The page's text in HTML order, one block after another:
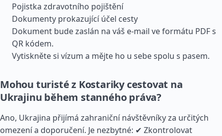
Pojistka zdravotního pojištění
Dokumenty prokazující účel cesty
Dokument bude zaslán na váš e-mail ve formátu PDF s
QR kódem.
Vytiskněte si vízum a mějte ho u sebe spolu s pasem.
Mohou turisté z Kostariky cestovat na
Ukrajinu během stanného práva?
Ano, Ukrajina přijímá zahraniční návštěvníky za určitých
omezení a doporučení. Je nezbytné: ✔ Zkontrolovat